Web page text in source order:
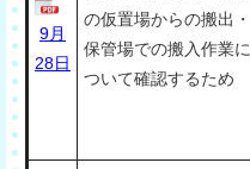
9月
28日
の仮置場からの搬出・
保管場での搬入作業に
ついて確認するため